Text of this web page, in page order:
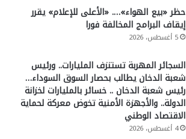
حظر «بيع الهواء»…. «الأعلى للإعلام» يقرر
إيقاف البرامج المخالفة فورا
5 أغسطس، 2026
السجائر المهربة تستنزف المليارات.. ورئيس
شعبة الدخان يطالب بحصار السوق السوداء…
رئيس شعبة الدخان .. خسائر بالمليارات لخزانة
الدولة.. والأجهزة الأمنية تخوض معركة لحماية
الاقتصاد الوطني
4 أغسطس، 2026